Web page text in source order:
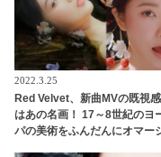
2022.3.25
Red Velvet、新曲MVの既視
はあの名画！ 17～8世紀のヨ
パの美術をふんだんにオマー